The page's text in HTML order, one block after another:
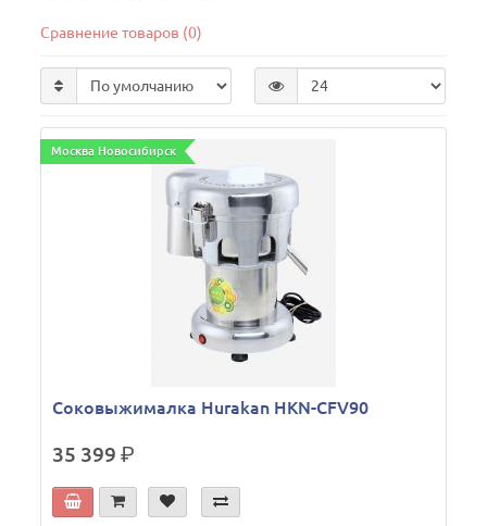
Сравнение товаров (0)
Москва Новосибирск
Соковыжималка Hurakan HKN-CFV90
35 399р.